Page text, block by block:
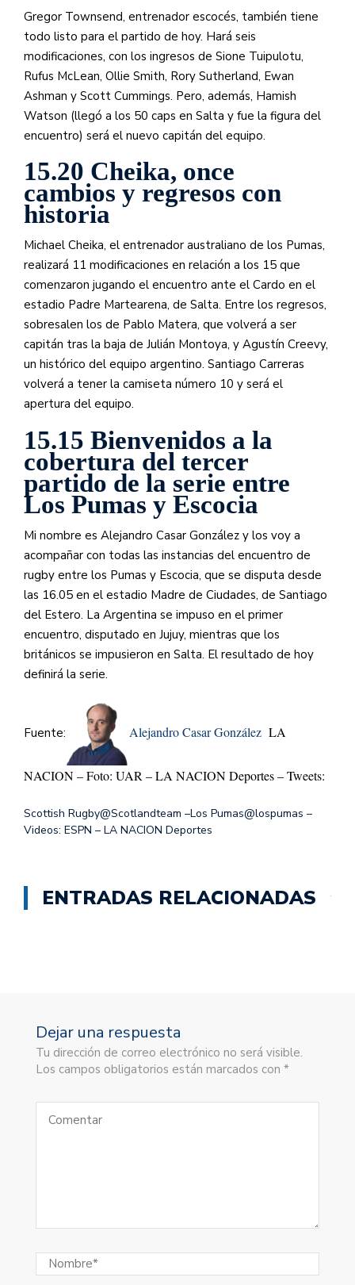
Gregor Townsend, entrenador escocés, también tiene
todo listo para el partido de hoy. Hará seis
modificaciones, con los ingresos de Sione Tuipulotu,
Rufus McLean, Ollie Smith, Rory Sutherland, Ewan
Ashman y Scott Cummings. Pero, además, Hamish
Watson (llegó a los 50 caps en Salta y fue la figura del
encuentro) será el nuevo capitán del equipo.
15.20 Cheika, once
cambios y regresos con
historia
Michael Cheika, el entrenador australiano de los Pumas,
realizará 11 modificaciones en relación a los 15 que
comenzaron jugando el encuentro ante el Cardo en el
estadio Padre Martearena, de Salta. Entre los regresos,
sobresalen los de Pablo Matera, que volverá a ser
capitán tras la baja de Julián Montoya, y Agustín Creevy,
un histórico del equipo argentino. Santiago Carreras
volverá a tener la camiseta número 10 y será el
apertura del equipo.
15.15 Bienvenidos a la
cobertura del tercer
partido de la serie entre
Los Pumas y Escocia
Mi nombre es Alejandro Casar González y los voy a
acompañar con todas las instancias del encuentro de
rugby entre los Pumas y Escocia, que se disputa desde
las 16.05 en el estadio Madre de Ciudades, de Santiago
del Estero. La Argentina se impuso en el primer
encuentro, disputado en Jujuy, mientras que los
británicos se impusieron en Salta. El resultado de hoy
definirá la serie.
Fuente: Alejandro Casar González LA
NACION – Foto: UAR – LA NACION Deportes – Tweets:
Scottish Rugby@Scotlandteam –Los Pumas@lospumas –
Videos: ESPN – LA NACION Deportes
ENTRADAS RELACIONADAS
Dejar una respuesta
Tu dirección de correo electrónico no será visible.
Los campos obligatorios están marcados con *